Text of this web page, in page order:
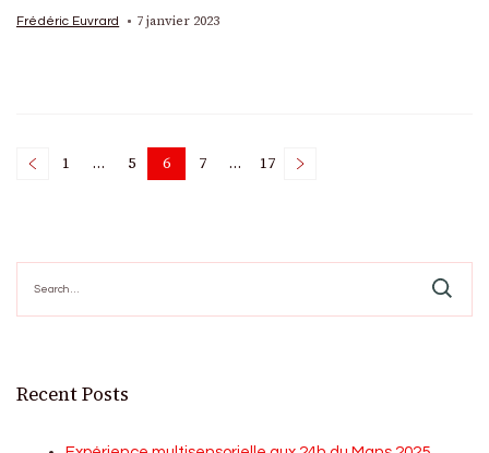
Frédéric Euvrard 7 janvier 2023
Posts
Page
1 … Page
5 Page
6 Page
7 … Page
17
for:
Recent Posts